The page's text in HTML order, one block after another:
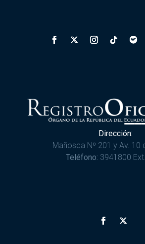
Dirección:
Mañosca Nº 201 y Av. 10
Teléfono: 3941800